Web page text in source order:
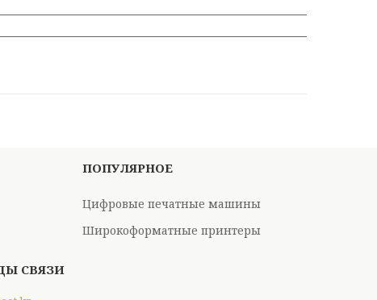
ПОПУЛЯРНОЕ
Цифровые печатные машины
Широкоформатные принтеры